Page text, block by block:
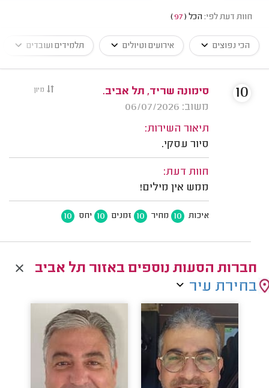
חוות דעת לפי: הכל (
97
)
הכי נפוצים אירועים וטיולים תלמידים ועובדים
מיון
סימונה שריד, תל אביב.
משוב: 06/07/2026
תיאור השירות:
סיור עסקי.
חוות דעת:
ממש אין מילים!
איכות 10 מחיר 10 זמנים 10 יחס 10
10
חברות הסעות נוספים באזור תל אביב
בחירת עיר